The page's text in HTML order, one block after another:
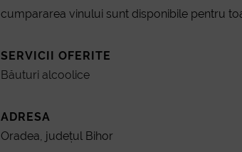
cumpararea vinului sunt disponibile pentru
SERVICII OFERITE
Băuturi alcoolice
ADRESA
Oradea, județul Bihor